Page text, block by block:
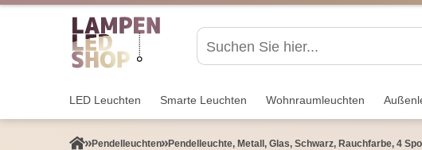
LED Leuchten Smarte Leuchten Wohnraum­leuchten
Pendel­leuchten Pendelleuchte, Metall, Glas, Schwarz, Rauchfarbe, 4